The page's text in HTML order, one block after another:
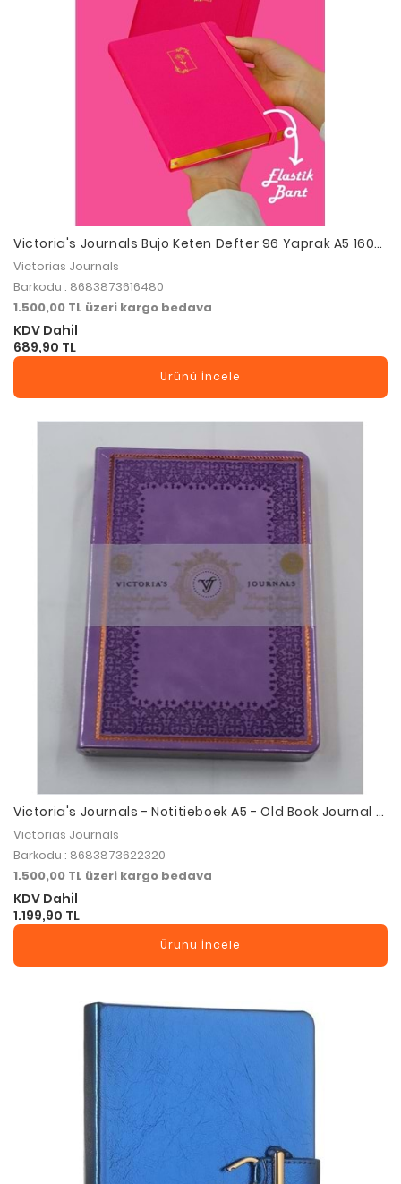
Victoria's Journals Bujo Keten Defter 96 Yaprak A5 160
Gr. Noktalı
Victorias Journals
Barkodu : 8683873616480
1.500,00 TL üzeri kargo bedava
KDV Dahil
689,90 TL
Ürünü İncele
Victoria's Journals - Notitieboek A5 - Old Book Journal -
Vintage Defter Lila
Victorias Journals
Barkodu : 8683873622320
1.500,00 TL üzeri kargo bedava
KDV Dahil
1.199,90 TL
Ürünü İncele